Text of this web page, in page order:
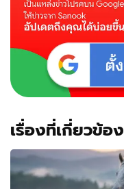
เรื่องที่เกี่ยวข้อง